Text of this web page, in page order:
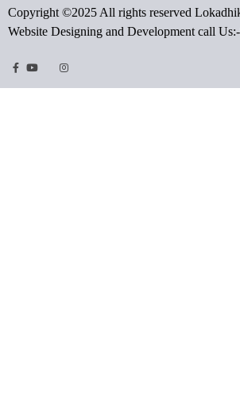
Copyright ©2025 All rights reserved
Website Designing and Development call
Facebook
Youtube
TwitterInstragram